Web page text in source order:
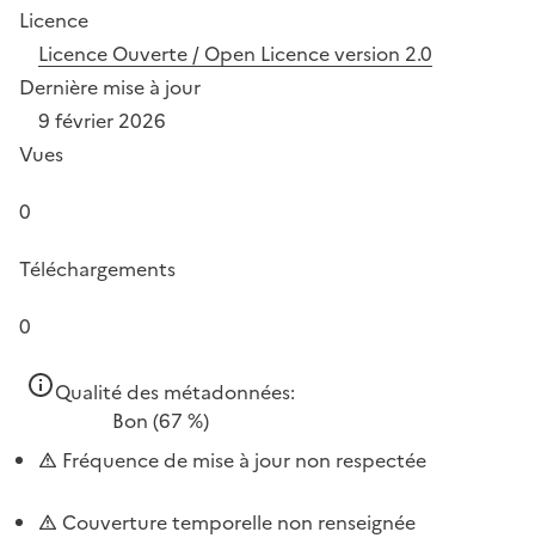
Licence
Licence Ouverte / Open Licence version 2.0
Dernière mise à jour
9 février 2026
Vues
0
Téléchargements
0
Qualité des métadonnées:
Bon (67 %)
Fréquence de mise à jour non respectée
Couverture temporelle non renseignée